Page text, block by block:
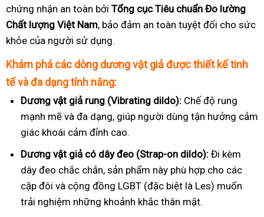
chứng nhận an toàn bởi Tổng cục Tiêu chuẩn Đo lường
Chất lượng Việt Nam, bảo đảm an toàn tuyệt đối cho sức
khỏe của người sử dụng.
Khám phá các dòng dương vật giả được thiết kế tinh
tế và đa dạng tính năng:
Dương vật giả rung (Vibrating dildo): Chế độ rung
mạnh mẽ và đa dạng, giúp người dùng tận hưởng cảm
giác khoái cảm đỉnh cao.
Dương vật giả có dây đeo (Strap-on dildo): Đi kèm
dây đeo chắc chắn, sản phẩm này phù hợp cho các
cặp đôi và cộng đồng LGBT (đặc biệt là Les) muốn
trải nghiệm những khoảnh khắc thân mật.